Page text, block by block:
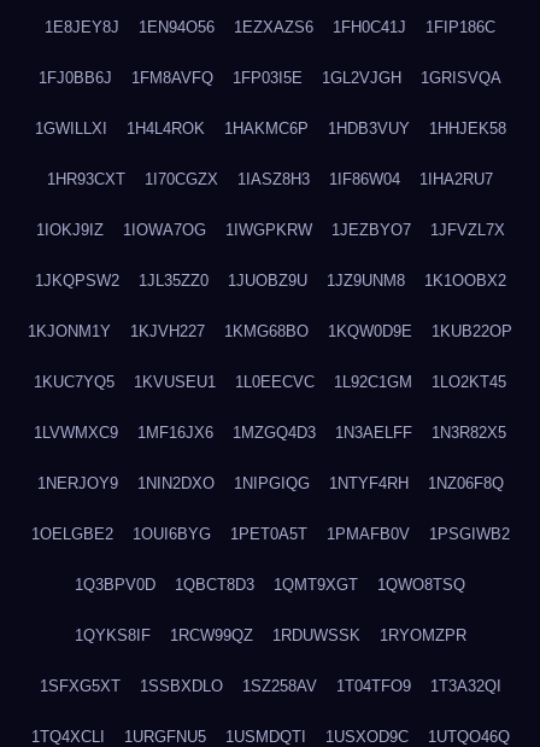
1E8JEY8J 1EN94O56 1EZXAZS6 1FH0C41J 1FIP186C
1FJ0BB6J 1FM8AVFQ 1FP03I5E 1GL2VJGH 1GRISVQA
1GWILLXI 1H4L4ROK 1HAKMC6P 1HDB3VUY 1HHJEK58
1HR93CXT 1I70CGZX 1IASZ8H3 1IF86W04 1IHA2RU7
1IOKJ9IZ 1IOWA7OG 1IWGPKRW 1JEZBYO7 1JFVZL7X
1JKQPSW2 1JL35ZZ0 1JUOBZ9U 1JZ9UNM8 1K1OOBX2
1KJONM1Y 1KJVH227 1KMG68BO 1KQW0D9E 1KUB22OP
1KUC7YQ5 1KVUSEU1 1L0EECVC 1L92C1GM 1LO2KT45
1LVWMXC9 1MF16JX6 1MZGQ4D3 1N3AELFF 1N3R82X5
1NERJOY9 1NIN2DXO 1NIPGIQG 1NTYF4RH 1NZ06F8Q
1OELGBE2 1OUI6BYG 1PET0A5T 1PMAFB0V 1PSGIWB2
1Q3BPV0D 1QBCT8D3 1QMT9XGT 1QWO8TSQ
1QYKS8IF 1RCW99QZ 1RDUWSSK 1RYOMZPR
1SFXG5XT 1SSBXDLO 1SZ258AV 1T04TFO9 1T3A32QI
1TQ4XCLI 1URGFNU5 1USMDQTI 1USXOD9C 1UTQO46Q